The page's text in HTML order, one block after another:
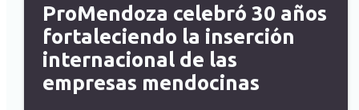
ProMendoza celebró 30 años
fortaleciendo la inserción
internacional de las
empresas mendocinas